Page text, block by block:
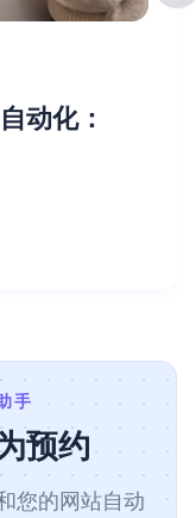
动化：
手
预约
您的网站自动